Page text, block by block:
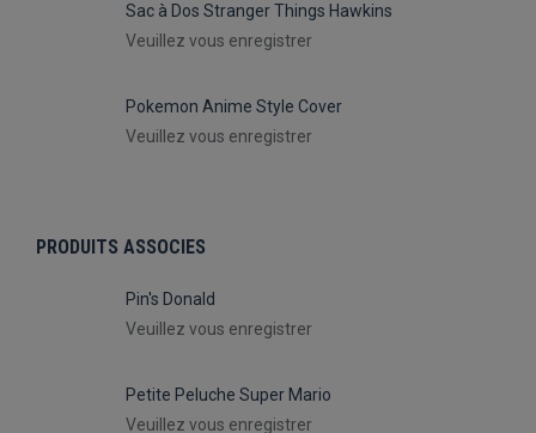
Sac à Dos Stranger Things Hawkins
Veuillez vous enregistrer
Pokemon Anime Style Cover
Veuillez vous enregistrer
PRODUITS ASSOCIES
Pin's Donald
Veuillez vous enregistrer
Petite Peluche Super Mario
Veuillez vous enregistrer